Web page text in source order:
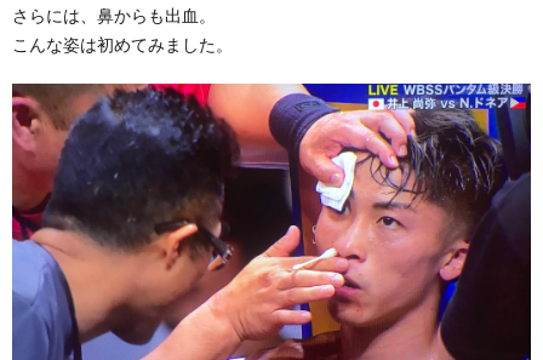
さらには、鼻からも出血。
こんな姿は初めてみました。